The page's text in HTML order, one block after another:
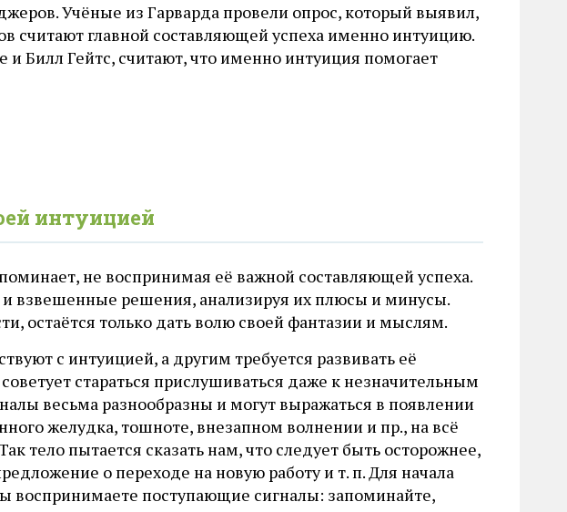
Учёные из Гарварда провели опрос, который выявил,
считают главной составляющей успеха именно интуицию.
Билл Гейтс, считают, что именно интуиция помогает
интуицией
не воспринимая её важной составляющей успеха.
взвешенные решения, анализируя их плюсы и минусы.
остаётся только дать волю своей фантазии и мыслям.
с интуицией, а другим требуется развивать её
стараться прислушиваться даже к незначительным
весьма разнообразны и могут выражаться в появлении
желудка, тошноте, внезапном волнении и пр., на всё
тело пытается сказать нам, что следует быть осторожнее,
о переходе на новую работу и т. п. Для начала
воспринимаете поступающие сигналы: запоминайте,